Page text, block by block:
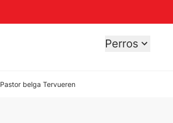
Perros
Pastor belga Tervueren